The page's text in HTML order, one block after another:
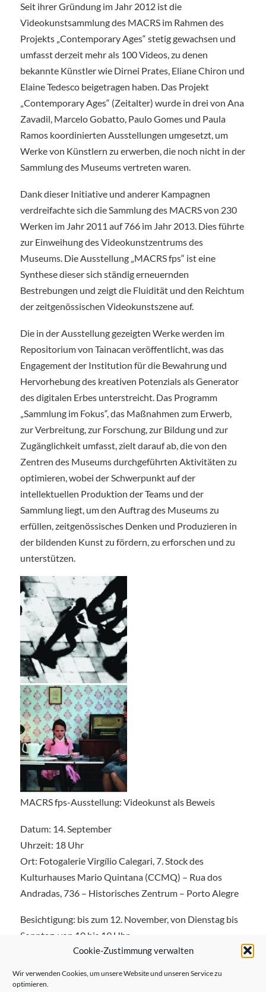
Cookie-Zustimmung verwalten
Wir verwenden Cookies, um unsere Website und unseren Service zu
optimieren.
Seit ihrer Gründung im Jahr 2012 ist die
Videokunstsammlung des MACRS im Rahmen des
Projekts „Contemporary Ages“ stetig gewachsen und
umfasst derzeit mehr als 100 Videos, zu denen
bekannte Künstler wie Dirnei Prates, Eliane Chiron und
Elaine Tedesco beigetragen haben. Das Projekt
„Contemporary Ages“ (Zeitalter) wurde in drei von Ana
Zavadil, Marcelo Gobatto, Paulo Gomes und Paula
Ramos koordinierten Ausstellungen umgesetzt, um
Werke von Künstlern zu erwerben, die noch nicht in der
Sammlung des Museums vertreten waren.
Dank dieser Initiative und anderer Kampagnen
verdreifachte sich die Sammlung des MACRS von 230
Werken im Jahr 2011 auf 766 im Jahr 2013. Dies führte
zur Einweihung des Videokunstzentrums des
Museums. Die Ausstellung „MACRS fps“ ist eine
Synthese dieser sich ständig erneuernden
Bestrebungen und zeigt die Fluidität und den Reichtum
der zeitgenössischen Videokunstszene auf.
Die in der Ausstellung gezeigten Werke werden im
Repositorium von Tainacan veröffentlicht, was das
Engagement der Institution für die Bewahrung und
Hervorhebung des kreativen Potenzials als Generator
des digitalen Erbes unterstreicht. Das Programm
„Sammlung im Fokus“, das Maßnahmen zum Erwerb,
zur Verbreitung, zur Forschung, zur Bildung und zur
Zugänglichkeit umfasst, zielt darauf ab, die von den
Zentren des Museums durchgeführten Aktivitäten zu
optimieren, wobei der Schwerpunkt auf der
intellektuellen Produktion der Teams und der
Sammlung liegt, um den Auftrag des Museums zu
erfüllen, zeitgenössisches Denken und Produzieren in
der bildenden Kunst zu fördern, zu erforschen und zu
unterstützen.
MACRS fps-Ausstellung: Videokunst als Beweis
Datum: 14. September
Uhrzeit: 18 Uhr
Ort: Fotogalerie Virgílio Calegari, 7. Stock des
Kulturhauses Mario Quintana (CCMQ) – Rua dos
Andradas, 736 – Historisches Zentrum – Porto Alegre
Besichtigung: bis zum 12. November, von Dienstag bis
Sonntag, von 10 bis 19 Uhr